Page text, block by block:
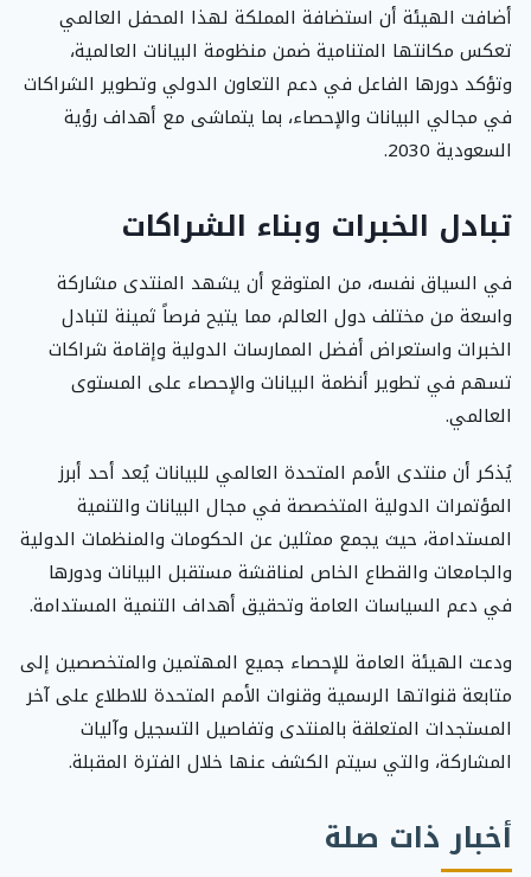
أضافت الهيئة أن استضافة المملكة لهذا المحفل العالمي
تعكس مكانتها المتنامية ضمن منظومة البيانات العالمية،
وتؤكد دورها الفاعل في دعم التعاون الدولي وتطوير الشراكات
في مجالي البيانات والإحصاء، بما يتماشى مع أهداف رؤية
السعودية 2030.
تبادل الخبرات وبناء الشراكات
في السياق نفسه، من المتوقع أن يشهد المنتدى مشاركة
واسعة من مختلف دول العالم، مما يتيح فرصاً ثمينة لتبادل
الخبرات واستعراض أفضل الممارسات الدولية وإقامة شراكات
تسهم في تطوير أنظمة البيانات والإحصاء على المستوى
العالمي.
يُذكر أن منتدى الأمم المتحدة العالمي للبيانات يُعد أحد أبرز
المؤتمرات الدولية المتخصصة في مجال البيانات والتنمية
المستدامة، حيث يجمع ممثلين عن الحكومات والمنظمات الدولية
والجامعات والقطاع الخاص لمناقشة مستقبل البيانات ودورها
في دعم السياسات العامة وتحقيق أهداف التنمية المستدامة.
ودعت الهيئة العامة للإحصاء جميع المهتمين والمتخصصين إلى
متابعة قنواتها الرسمية وقنوات الأمم المتحدة للاطلاع على آخر
المستجدات المتعلقة بالمنتدى وتفاصيل التسجيل وآليات
المشاركة، والتي سيتم الكشف عنها خلال الفترة المقبلة.
أخبار ذات صلة